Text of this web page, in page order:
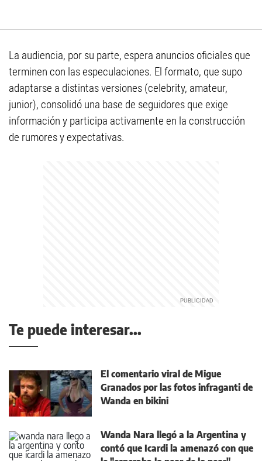
La audiencia, por su parte, espera anuncios oficiales que
terminen con las especulaciones. El formato, que supo
adaptarse a distintas versiones (celebrity, amateur,
junior), consolidó una base de seguidores que exige
información y participa activamente en la construcción
de rumores y expectativas.
Te puede interesar...
El comentario viral de Migue
Granados por las fotos infraganti de
Wanda en bikini
Wanda Nara llegó a la Argentina y
contó que Icardi la amenazó con que